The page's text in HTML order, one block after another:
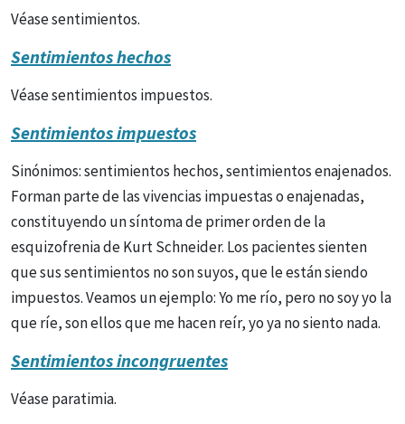
Véase sentimientos.
Sentimientos hechos
Véase sentimientos impuestos.
Sentimientos impuestos
Sinónimos: sentimientos hechos, sentimientos enajenados.
Forman parte de las vivencias impuestas o enajenadas,
constituyendo un síntoma de primer orden de la
esquizofrenia de Kurt Schneider. Los pacientes sienten
que sus sentimientos no son suyos, que le están siendo
impuestos. Veamos un ejemplo: Yo me río, pero no soy yo la
que ríe, son ellos que me hacen reír, yo ya no siento nada.
Sentimientos incongruentes
Véase paratimia.